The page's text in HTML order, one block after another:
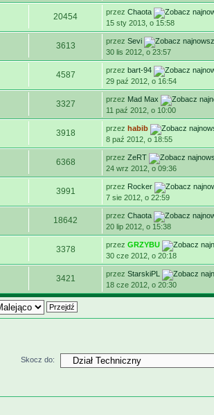
20454 przezChaota
15 sty 2013, o 15:58
3613 przezSevi
30 lis 2012, o 23:57
4587 przezbart-94
29 paź 2012, o 16:54
3327 przez Mad Max
11 paź 2012, o 10:00
3918 przezhabib
8 paź 2012, o 18:55
6368 przezZeRT
24 wrz 2012, o 09:36
3991 przez Rocker
7 sie 2012, o 22:59
18642 przezChaota
20 lip 2012, o 15:38
3378 przezGRZYBU
30 cze 2012, o 20:18
3421 przezStarskiPL
18 cze 2012, o 20:30
Skocz do: